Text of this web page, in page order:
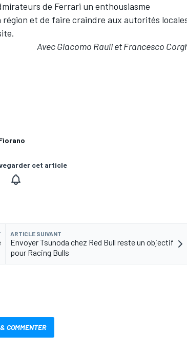
de Ferrari un enthousiasme
et de faire craindre aux autorités
Avec Giacomo Rauli et Francesco
cet article
ARTICLE SUIVANT
Envoyer Tsunoda chez Red Bull reste un objectif
pour Racing Bulls
COMMENTER